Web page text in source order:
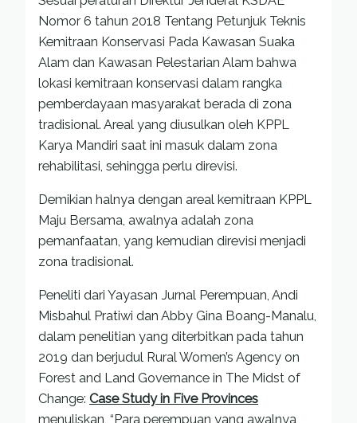
Nomor 6 tahun 2018 Tentang Petunjuk Teknis
Kemitraan Konservasi Pada Kawasan Suaka
Alam dan Kawasan Pelestarian Alam bahwa
lokasi kemitraan konservasi dalam rangka
pemberdayaan masyarakat berada di zona
tradisional. Areal yang diusulkan oleh KPPL
Karya Mandiri saat ini masuk dalam zona
rehabilitasi, sehingga perlu direvisi.
Demikian halnya dengan areal kemitraan KPPL
Maju Bersama, awalnya adalah zona
pemanfaatan, yang kemudian direvisi menjadi
zona tradisional.
Peneliti dari Yayasan Jurnal Perempuan, Andi
Misbahul Pratiwi dan Abby Gina Boang-Manalu,
dalam penelitian yang diterbitkan pada tahun
2019 dan berjudul Rural Women’s Agency on
Forest and Land Governance in The Midst of
Change: Case Study in Five Provinces
menuliskan, “Para perempuan yang awalnya